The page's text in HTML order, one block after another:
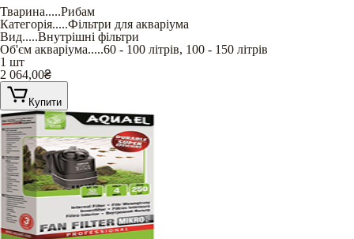
Тварина.....Рибам
Категорія.....Фільтри для акваріума
Вид.....Внутрішні фільтри
Об'єм акваріума.....60 - 100 літрів, 100 - 150 літрів
1 шт
2 064,00₴
Купити